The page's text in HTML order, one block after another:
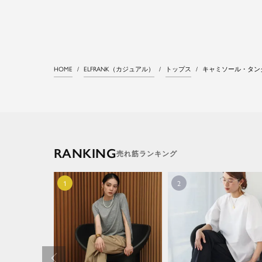
HOME ELFRANK（カジュアル） トップス キャミソール・タン
RANKING